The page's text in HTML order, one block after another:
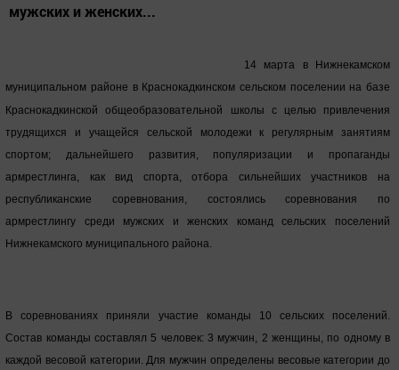
мужских и женских...
14 марта в Нижнекамском
муниципальном районе в Краснокадкинском сельском поселении на базе
Краснокадкинской общеобразовательной школы с целью привлечения
трудящихся и учащейся сельской молодежи к регулярным занятиям
спортом; дальнейшего развития, популяризации и пропаганды
армрестлинга, как вид спорта, отбора сильнейших участников на
республиканские соревнования, состоялись соревнования по
армрестлингу среди мужских и женских команд сельских поселений
Нижнекамского муниципального района.
В соревнованиях приняли участие команды 10 сельских поселений.
Состав команды составлял 5 человек: 3 мужчин, 2 женщины, по одному в
каждой весовой категории. Для мужчин определены весовые категории до